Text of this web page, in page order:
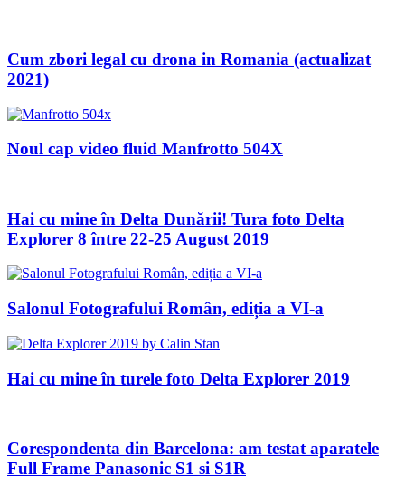
Cum zbori legal cu drona in Romania (actualizat
2021)
Noul cap video fluid Manfrotto 504X
Hai cu mine în Delta Dunării! Tura foto Delta
Explorer 8 între 22-25 August 2019
Salonul Fotografului Român, ediția a VI-a
Hai cu mine în turele foto Delta Explorer 2019
Corespondenta din Barcelona: am testat aparatele
Full Frame Panasonic S1 si S1R